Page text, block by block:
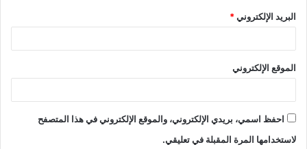
البريد الإلكتروني*
الموقع الإلكتروني
احفظ اسمي، بريدي الإلكتروني، والموقع الإلكتروني في هذا المتصفح
لاستخدامها المرة المقبلة في تعليقي.